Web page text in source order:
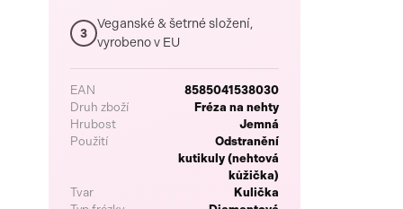
3
Veganské & šetrné složení,
vyrobeno v EU
EAN
8585041538030
Druh zboží
Fréza na nehty
Hrubost
Jemná
Použití
Odstranění
kutikuly (nehtová
kůžička)
Tvar
Kulička